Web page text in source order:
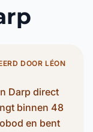
DOOR LÉON
Darp direct
binnen 48
en bent